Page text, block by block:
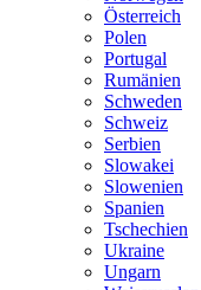
Österreich
Polen
Portugal
Rumänien
Schweden
Schweiz
Serbien
Slowakei
Slowenien
Spanien
Tschechien
Ukraine
Ungarn